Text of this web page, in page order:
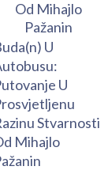
U
U
Stvarnosti
Mihajlo